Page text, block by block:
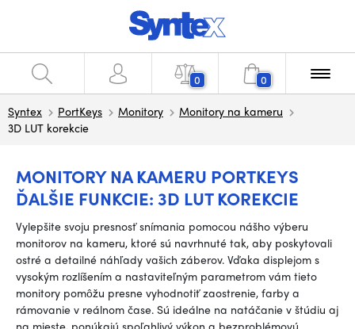
0 0
Syntex PortKeys Monitory
Monitory na kameru
3D LUT korekcie
MONITORY NA KAMERU PORTKEYS
ĎALŠIE FUNKCIE: 3D LUT KOREKCIE
Vylepšite svoju presnosť snímania pomocou nášho výberu
monitorov na kameru, ktoré sú navrhnuté tak, aby poskytovali
ostré a detailné náhľady vašich záberov. Vďaka displejom s
vysokým rozlíšením a nastaviteľným parametrom vám tieto
monitory pomôžu presne vyhodnotiť zaostrenie, farby a
rámovanie v reálnom čase. Sú ideálne na natáčanie v štúdiu aj
na mieste, ponúkajú spoľahlivý výkon a bezproblémovú